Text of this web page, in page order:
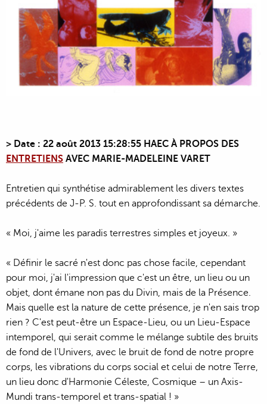
> Date : 22 août 2013 15:28:55 HAEC À PROPOS DES
ENTRETIENS AVEC MARIE-MADELEINE VARET
Entretien qui synthétise admirablement les divers textes
précédents de J-P. S. tout en approfondissant sa démarche.
« Moi, j'aime les paradis terrestres simples et joyeux. »
« Définir le sacré n'est donc pas chose facile, cependant
pour moi, j'ai l'impression que c'est un être, un lieu ou un
objet, dont émane non pas du Divin, mais de la Présence.
Mais quelle est la nature de cette présence, je n'en sais trop
rien ? C'est peut-être un Espace-Lieu, ou un Lieu-Espace
intemporel, qui serait comme le mélange subtile des bruits
de fond de l'Univers, avec le bruit de fond de notre propre
corps, les vibrations du corps social et celui de notre Terre,
un lieu donc d'Harmonie Céleste, Cosmique – un Axis-
Mundi trans-temporel et trans-spatial ! »